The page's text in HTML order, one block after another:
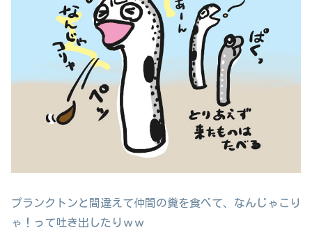
プランクトンと間違えて仲間の糞を食べて、なんじゃこり
ゃ！って吐き出したりｗｗ